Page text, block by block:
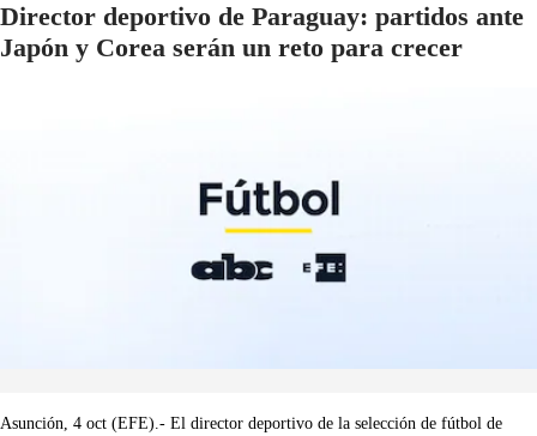
Director deportivo de Paraguay: partidos ante
Japón y Corea serán un reto para crecer
Asunción, 4 oct (EFE).- El director deportivo de la selección de fútbol de